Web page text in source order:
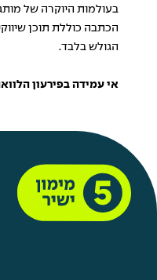
בעולמות היוקרה של מותגי הפרמיום, תוכלו לקבל מימון
הכתבה כוללת תוכן
הגולש בלבד.
אי עמידה בפירעון הלוואה או בהחזר